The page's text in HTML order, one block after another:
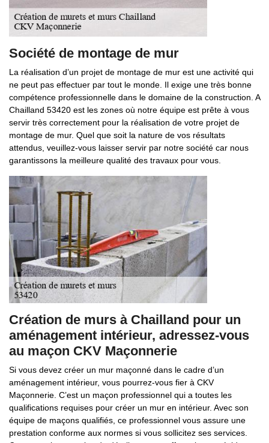
Société de montage de mur
La réalisation d’un projet de montage de mur est une activité qui
ne peut pas effectuer par tout le monde. Il exige une très bonne
compétence professionnelle dans le domaine de la construction. A
Chailland 53420 est les zones où notre équipe est prête à vous
servir très correctement pour la réalisation de votre projet de
montage de mur. Quel que soit la nature de vos résultats
attendus, veuillez-vous laisser servir par notre société car nous
garantissons la meilleure qualité des travaux pour vous.
Création de murs à Chailland pour un
aménagement intérieur, adressez-vous
au maçon CKV Maçonnerie
Si vous devez créer un mur maçonné dans le cadre d’un
aménagement intérieur, vous pourrez-vous fier à CKV
Maçonnerie. C’est un maçon professionnel qui a toutes les
qualifications requises pour créer un mur en intérieur. Avec son
équipe de maçons qualifiés, ce professionnel vous assure une
prestation conforme aux normes si vous sollicitez ses services.